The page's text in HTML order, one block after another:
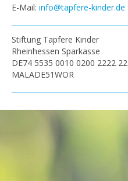
E-Mail: info@tapfere-kinder.de
Stiftung Tapfere Kinder
Rheinhessen Sparkasse
DE74 5535 0010 0200 2222 22
MALADE51WOR